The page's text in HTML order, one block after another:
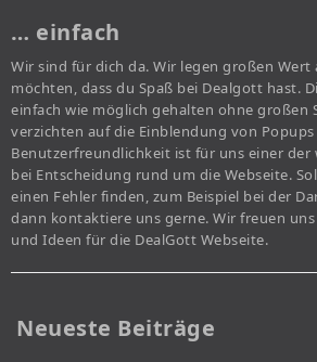
… einfach
Wir sind für dich da. Wir legen großen Wert
möchten, dass du Spaß bei Dealgott hast.
einfach wie möglich gehalten ohne großen
verzichten auf die Einblendung von
Benutzerfreundlichkeit ist für uns einer der
bei Entscheidung rund um die Webseite.
einen Fehler finden, zum Beispiel bei der
dann kontaktiere uns gerne. Wir freuen
und Ideen für die DealGott Webseite.
Neueste Beiträge